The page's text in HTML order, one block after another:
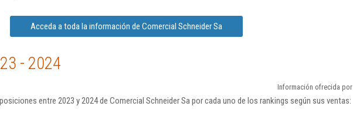
Acceda a toda la información de Comercial Schneider Sa
- 2024
Información ofrecida por
entre 2023 y 2024 de Comercial Schneider Sa por cada uno de los rankings según sus ventas: